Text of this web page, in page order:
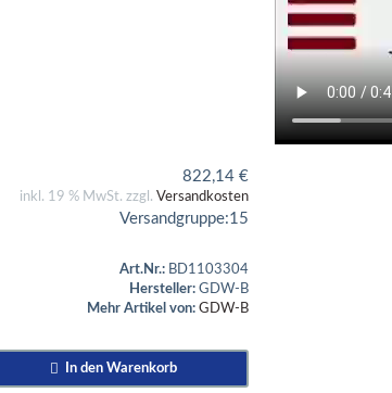
822,14 €
inkl. 19 % MwSt. zzgl. Versandkosten
Versandgruppe:15
Art.Nr.: BD1103304
Hersteller: GDW-B
Mehr Artikel von: GDW-B
In den Warenkorb